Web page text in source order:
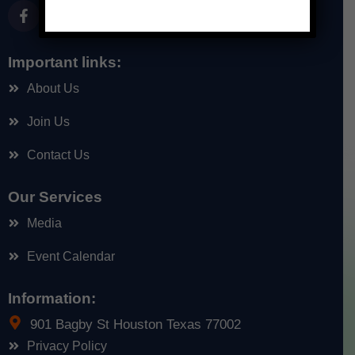
Important links:
About Us
Join Us
Contact Us
Our Services
Media
Event Calendar
Information:
901 Bagby St Houston Texas 77002
Privacy Policy